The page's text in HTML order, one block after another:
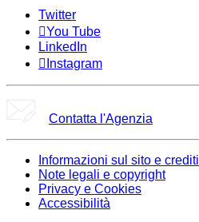
Twitter
You Tube
LinkedIn
Instagram
Contatta l'Agenzia
Informazioni sul sito e crediti
Note legali e copyright
Privacy e Cookies
Accessibilità